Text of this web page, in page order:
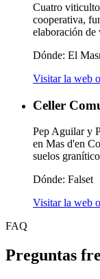
Cuatro
cooperativa,
elaboración de
Dónde: El
Visitar la web
Celler
Pep Aguilar y
en Mas d'en
suelos
Dónde: Falset
Visitar la web
FAQ
Preguntas